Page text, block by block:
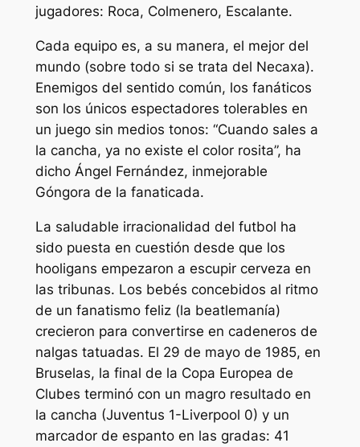
jugadores: Roca, Colmenero, Escalante.
Cada equipo es, a su manera, el mejor del
mundo (sobre todo si se trata del Necaxa).
Enemigos del sentido común, los fanáticos
son los únicos espectadores tolerables en
un juego sin medios tonos: “Cuando sales a
la cancha, ya no existe el color rosita”, ha
dicho Ángel Fernández, inmejorable
Góngora de la fanaticada.
La saludable irracionalidad del futbol ha
sido puesta en cuestión desde que los
hooligans empezaron a escupir cerveza en
las tribunas. Los bebés concebidos al ritmo
de un fanatismo feliz (la beatlemanía)
crecieron para convertirse en cadeneros de
nalgas tatuadas. El 29 de mayo de 1985, en
Bruselas, la final de la Copa Europea de
Clubes terminó con un magro resultado en
la cancha (Juventus 1-Liverpool 0) y un
marcador de espanto en las gradas: 41